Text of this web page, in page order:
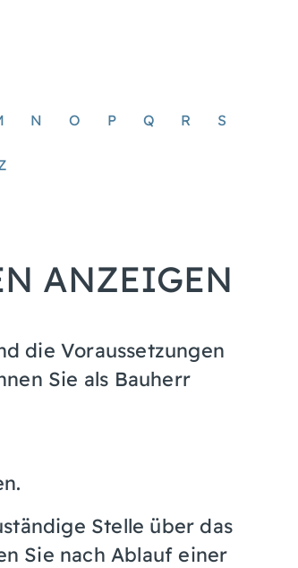
N O P Q R S
ANZEIGEN
die Voraussetzungen
Sie als Bauherr
Stelle über das
Sie nach Ablauf einer